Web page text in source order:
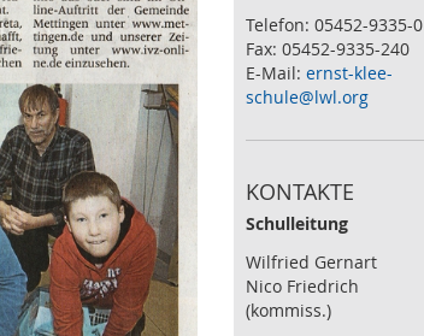
Telefon: 05452-9335-0
Fax: 05452-9335-240
E-Mail:ernst-klee-
schule@lwl.org
KONTAKTE
Schulleitung
Wilfried Gernart
Nico Friedrich
(kommiss.)